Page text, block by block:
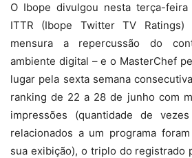
O Ibope divulgou nesta terça-
ITTR (Ibope Twitter TV Ratings)
mensura a repercussão do
ambiente digital – e o MasterChef
lugar pela sexta semana
ranking de 22 a 28 de junho com
impressões (quantidade de
relacionados a um programa
sua exibição), o triplo do registrado